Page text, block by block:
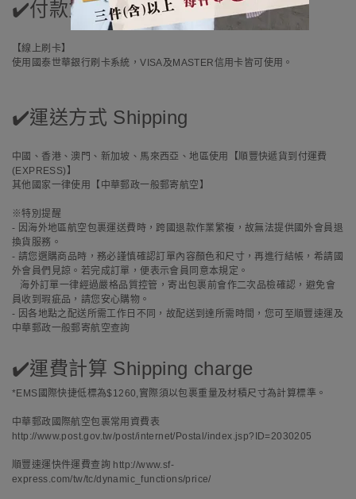
✔️付款方式 Payment
【線上刷卡】
使用國泰世華銀行刷卡系統，VISA及MASTER信用卡皆可使用。
✔️運送方式 Shipping
中國、香港、澳門、新加坡、馬來西亞、地區使用【順豐快遞貨到付運費
(EXPRESS)】
其他國家一律使用【中華郵政一般郵寄航空】
※特別提醒
- 因海外地區航空包裹運送費時，跨國退款作業繁複，故無法提供國外會員退
換貨服務。
- 請您選購商品時，務必謹慎確認訂單內容顏色和尺寸，再進行結帳，希請國
外會員們見諒。若完成訂單，便表示會員同意本規定。
海外訂單一律經過嚴格品質控管，寄出包裹前會作二次品檢確認，避免會
員收到瑕疵品，請您安心購物。
- 因各地點之配送所需工作日不同，故配送到達所需時間，您可至順豐速運及
中華郵政一般郵寄航空查詢
✔️運費計算 Shipping charge
*EMS國際快捷低標為$1260,實際須以包裹重量及材積尺寸為計算標準。
中華郵政國際航空包裹常用資費表
http://www.post.gov.tw/post/internet/Postal/index.jsp?ID=2030205
順豐速運快件運費查詢 http://www.sf-
express.com/tw/tc/dynamic_functions/price/